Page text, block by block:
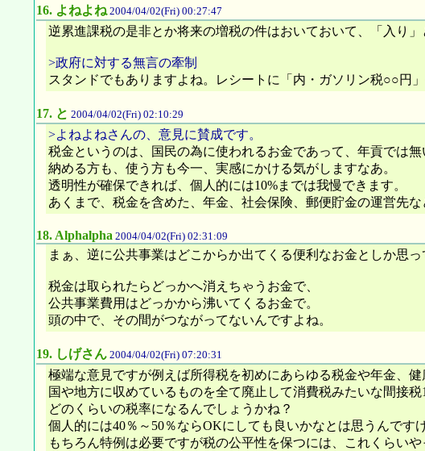
16.よねよね 2004/04/02(Fri) 00:27:47
逆累進課税の是非とか将来の増税の件はおいておいて、「入り
>政府に対する無言の牽制
スタンドでもありますよね。レシートに「内・ガソリン税○○円
17.と 2004/04/02(Fri) 02:10:29
>よねよねさんの、意見に賛成です。
税金というのは、国民の為に使われるお金であって、年貢では無
納める方も、使う方も今一、実感にかける気がしますなあ。
透明性が確保できれば、個人的には10%までは我慢できます。
あくまで、税金を含めた、年金、社会保険、郵便貯金の運営先
18.Alphalpha 2004/04/02(Fri) 02:31:09
まぁ、逆に公共事業はどこからか出てくる便利なお金としか思っ
税金は取られたらどっかへ消えちゃうお金で、
公共事業費用はどっかから沸いてくるお金で。
頭の中で、その間がつながってないんですよね。
19.しげさん 2004/04/02(Fri) 07:20:31
極端な意見ですが例えば所得税を初めにあらゆる税金や年金、健
国や地方に収めているものを全て廃止して消費税みたいな間接税
どのくらいの税率になるんでしょうかね？
個人的には40％～50％ならOKにしても良いかなとは思うんで
もちろん特例は必要ですが税の公平性を保つには、これくらいや